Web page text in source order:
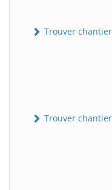
Trouver
Trouver